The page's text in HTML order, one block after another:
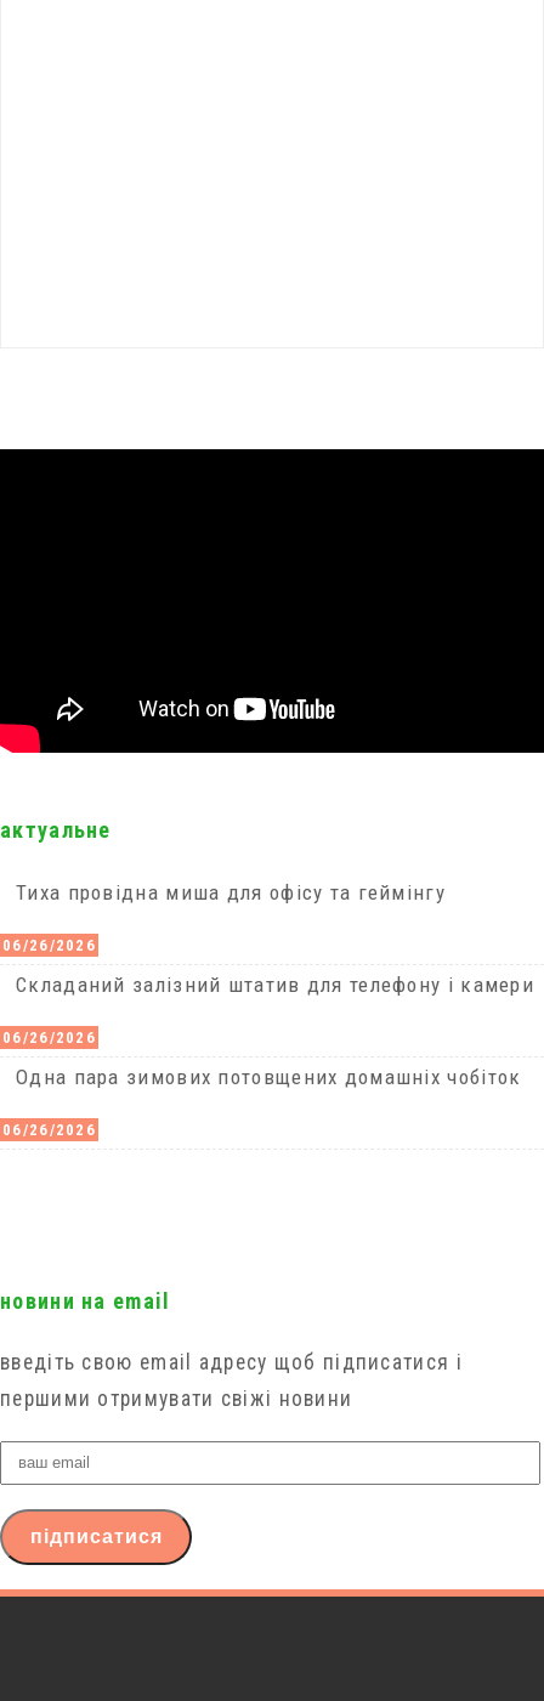
актуальне
Тиха провідна миша для офісу та геймінгу
06/26/2026
Cкладаний залізний штатив для телефону і камери
06/26/2026
Одна пара зимових потовщених домашніх чобіток
06/26/2026
новини на email
введіть свою email адресу щоб підписатися і
першими отримувати свіжі новини
ваш
email
підписатися